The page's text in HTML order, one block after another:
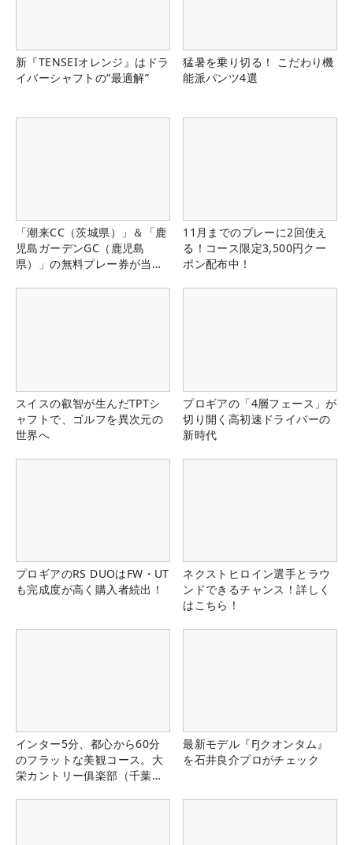
新『TENSEIオレンジ』はドラ
イバーシャフトの“最適解”
猛暑を乗り切る！ こだわり機
能派パンツ4選
「潮来CC（茨城県）」＆「鹿
児島ガーデンGC（鹿児島
県）」の無料プレー券が当た
11月までのプレーに2回使え
る！コース限定3,500円クー
ポン配布中！
スイスの叡智が生んだTPTシ
ャフトで、ゴルフを異次元の
世界へ
プロギアの「4層フェース」が
切り開く高初速ドライバーの
新時代
プロギアのRS DUOはFW・UT
も完成度が高く購入者続出！
ネクストヒロイン選手とラウ
ンドできるチャンス！詳しく
はこちら！
インター5分、都心から60分
のフラットな美観コース。大
栄カントリー俱楽部（千葉
最新モデル『FJクオンタム』
を石井良介プロがチェック